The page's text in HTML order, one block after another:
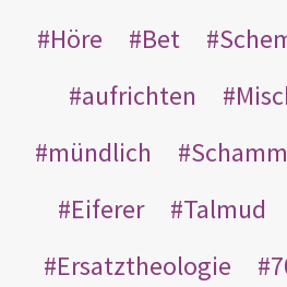
Höre
Bet
aufrichten
mündlich
Eiferer
Talmud
Ersatztheologie